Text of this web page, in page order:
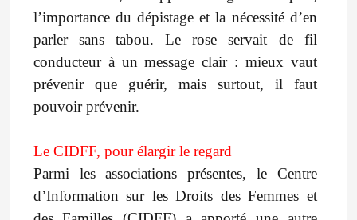
l’importance du dépistage et la nécessité d’en
parler sans tabou. Le rose servait de fil
conducteur à un message clair : mieux vaut
prévenir que guérir, mais surtout, il faut
pouvoir prévenir.
Le CIDFF, pour élargir le regard
Parmi les associations présentes, le Centre
d’Information sur les Droits des Femmes et